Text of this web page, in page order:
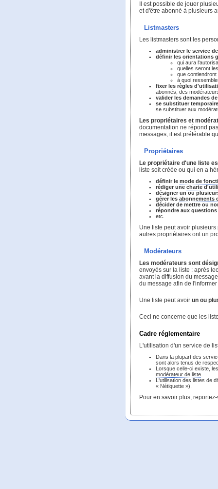
Il est possible de jouer
et d'être abonné à plusieurs
Listmasters
Les listmasters sont les
administrer le service
définir les orientations
qui aura
quelles seront
que
à quoi
fixer les règles
abonnés, des
valider les demandes
se substituer
se substituer aux
Les propriétaires et
documentation ne répond
messages, il est préférable
Propriétaires
Le propriétaire d'une liste
liste soit créée ou qui en a
définir le mode de
rédiger une charte
désigner un ou
gérer les abonnements
décider de mettre ou
répondre aux
etc.
Une liste peut avoir
autres propriétaires ont un
Modérateurs
Les modérateurs sont
envoyés sur la liste : après
avant la diffusion du
du message afin de
Une liste peut avoir un ou
Ceci ne concerne que les
Cadre réglementaire
L'utilisation d'un service de
Dans la plupart des
sont alors tenus de
Lorsque celle-ci existe,
modérateur de liste
L'utilisation des listes de
« Nétiquette »).
Pour en savoir plus,